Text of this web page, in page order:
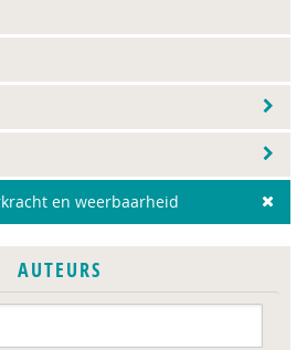
en weerbaarheid
AUTEURS